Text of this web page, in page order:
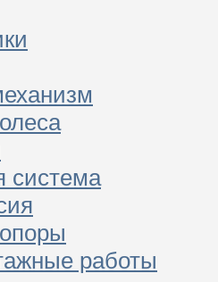
система
работы